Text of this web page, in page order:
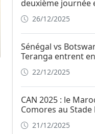
deuxième journée
26/12/2025
Sénégal vs
Teranga entrent
22/12/2025
CAN 2025 : le
Comores au
21/12/2025